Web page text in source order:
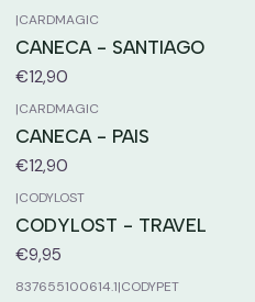
|CARDMAGIC
CANECA - SANTIAGO
€12,90
|CARDMAGIC
CANECA - PAIS
€12,90
|CODYLOST
CODYLOST - TRAVEL
€9,95
837655100614.1|CODYPET